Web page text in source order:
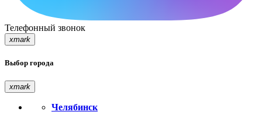
Телефонный звонок
xmark
Выбор города
xmark
Челябинск